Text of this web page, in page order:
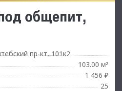
общепит,
пр-кт, 101к2
103.00 м²
1 456 ₽
25